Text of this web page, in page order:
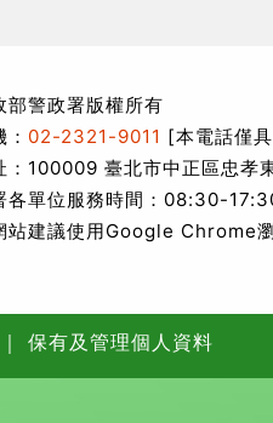
部警政署版權所有
02-2321-9011 [本電話僅
：100009 臺北市中正區忠孝
各單位服務時間：08:30-
站建議使用Google Chrome
｜ 保有及管理個人資料